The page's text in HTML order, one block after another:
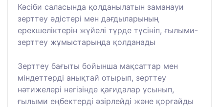
Кәсіби саласында қолданылатын заманауи
зерттеу әдістері мен дағдыларының
ерекшеліктерін жүйелі түрде түсініп, ғылыми-
зерттеу жұмыстарында қолданады
Зерттеу бағыты бойынша мақсаттар мен
міндеттерді анықтай отырып, зерттеу
нәтижелері негізінде қағидалар ұсынып,
ғылыми еңбектерді әзірлейді және қорғайды